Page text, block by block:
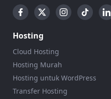
Hosting
Cloud Hosting
Hosting Murah
Hosting untuk WordPress
Transfer Hosting